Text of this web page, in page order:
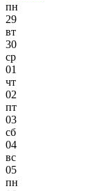
пн
29
вт
30
ср
01
чт
02
пт
03
сб
04
вс
05
пн